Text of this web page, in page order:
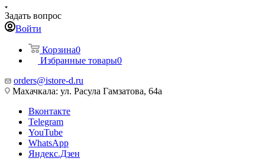
Задать вопрос
Войти
Корзина0
Избранные товары0
orders@istore-d.ru
Махачкала: ул. Расула Гамзатова, 64а
Вконтакте
Telegram
YouTube
WhatsApp
Яндекс.Дзен